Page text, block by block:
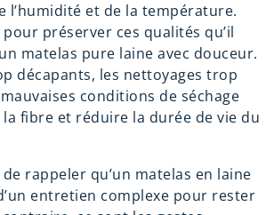
l’humidité et de la température.
pour préserver ces qualités qu’il
matelas pure laine avec douceur.
décapants, les nettoyages trop
conditions de séchage
fibre et réduire la durée de vie du
rappeler qu’un matelas en laine
entretien complexe pour rester